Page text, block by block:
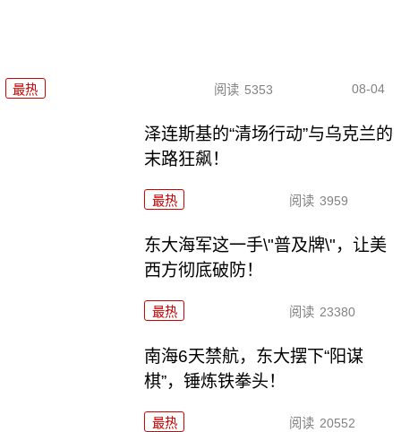
最热 阅读 5353 08-04
泽连斯基的“清场行动”与乌克兰的
末路狂飙！
最热 阅读 3959
东大海军这一手\"普及牌\"，让美
西方彻底破防！
最热 阅读 23380
南海6天禁航，东大摆下“阳谋
棋”，锤炼铁拳头！
最热 阅读 20552